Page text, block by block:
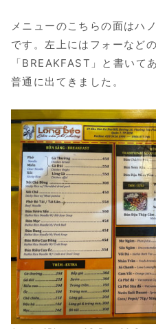
メニューのこちらの面はハ
です。左上にはフォーなど
「BREAKFAST」と書いて
普通に出てきました。